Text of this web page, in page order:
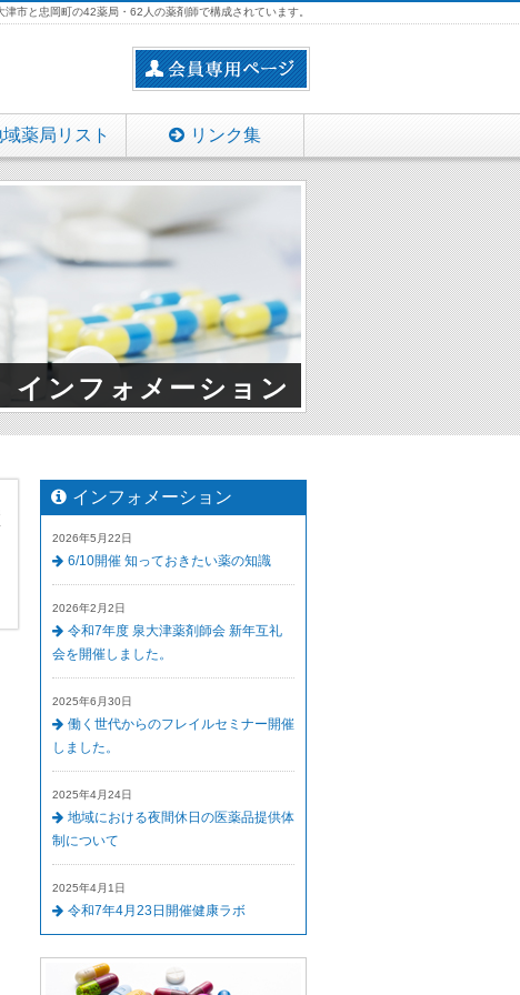
津市と忠岡町の42薬局・62人の薬剤師で構成されています。
薬局リスト リンク集
インフォメーション
インフォメーション
2026年5月22日
6/10開催 知っておきたい薬の知識
2026年2月2日
令和7年度 泉大津薬剤師会 新年互礼
会を開催しました。
2025年6月30日
働く世代からのフレイルセミナー開催
しました。
2025年4月24日
地域における夜間休日の医薬品提供体
制について
2025年4月1日
令和7年4月23日開催健康ラボ